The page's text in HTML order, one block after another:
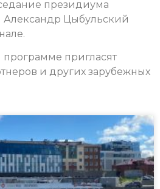
президиума
Александр Цыбульский
программе пригласят
и других зарубежных